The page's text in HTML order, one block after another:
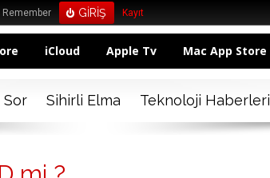
Remember Kayıt
iCloud Apple Tv Mac App Store
Sor Sihirli Elma Teknoloji Haberleri